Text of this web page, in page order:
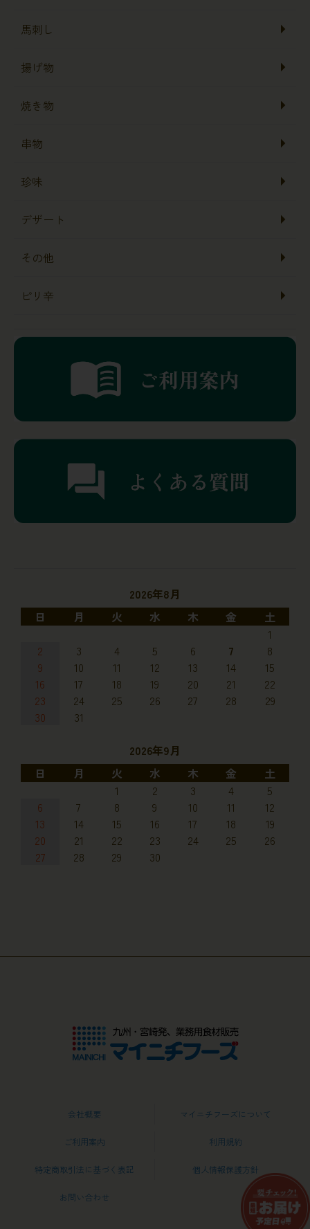
馬刺し
揚げ物
焼き物
串物
珍味
デザート
その他
ピリ辛
2026年8月
日
月 火 水 木 金
土
1
2
3 4 5 6 7
8
9
10 11 12 13 14
15
16
17 18 19 20 21
22
23
24 25 26 27 28
29
30
31
2026年9月
日
月 火 水 木 金
土
1
2 3 4
5
6
7 8 9 10 11
12
13
14 15 16 17 18
19
20
21 22 23 24 25
26
27
28 29 30
会社概要 マイニチフーズについて
ご利用案内 利用規約
特定商取引法に基づく表記 個人情報保護方針
お問い合わせ